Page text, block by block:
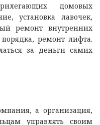
домовых
установка лавочек,
ремонт внутренних
ремонт лифта.
за деньги самих
а организация,
управлять своим